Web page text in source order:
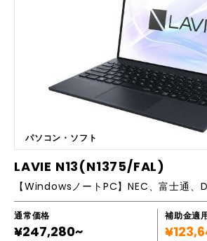
※Windows 8 以前の OS はサポートしておりません。 〇Mac
S 12.4 (Monterey) / macOS 13 (Ventura) /
a) ※macOS 11 (Big Sur)以前のOSには未対応です。 ■補足
ライセンスに期限切れはありません。 ・大量のデ
rasshopper（グラスホッパー）は標準搭載され
ードの必要はありません。 ・サブスクリプション
ート等の月額課金はありません。 ・評価版のご案
パソコン・ソフト
LAVIE N13(N1375/FAL)
通常価格
¥247,280~
補助金適